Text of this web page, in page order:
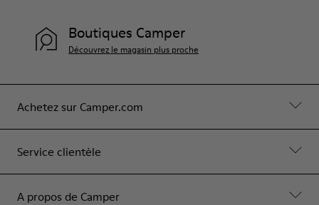
Achetez sur Camper.com
Service clientèle
A propos de Camper
Boutiques Camper
Découvrez le magasin plus proche